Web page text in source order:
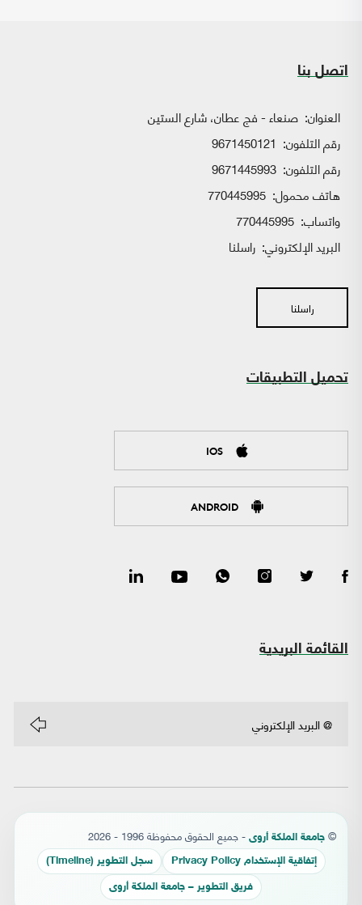
اتصل بنا
العنوان: صنعاء - فج عطان، شارع الستين
رقم التلفون: 9671450121
رقم التلفون: 9671445993
هاتف محمول: 770445995
واتساب:
البريد الإلكتروني: راسلنا
راسلنا
تحميل التطبيقات
IOS
ANDROID
القائمة البريدية
© جامعة الملكة أروى - جميع الحقوق محفوظة 1996 - 2026
إتفاقية الإستخدام Privacy Policy سجل التطوير (Timeline)
فريق التطوير – جامعة الملكة أروى